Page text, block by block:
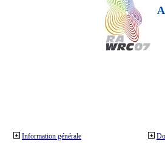
Information générale